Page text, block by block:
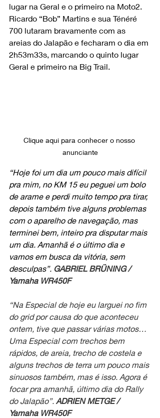
lugar na Geral e o primeiro na Moto2.
Ricardo “Bob” Martins e sua Ténéré
700 lutaram bravamente com as
areias do Jalapão e fecharam o dia em
2h53m33s, marcando o quinto lugar
Geral e primeiro na Big Trail.
Clique aqui para conhecer o nosso
anunciante
“Hoje foi um dia um pouco mais difícil
pra mim, no KM 15 eu peguei um bolo
de arame e perdi muito tempo pra tirar,
depois também tive alguns problemas
com o aparelho de navegação, mas
terminei bem, inteiro pra disputar mais
um dia. Amanhã é o último dia e
vamos em busca da vitória, sem
desculpas”. GABRIEL BRÜNING /
Yamaha WR450F
“Na Especial de hoje eu larguei no fim
do grid por causa do que aconteceu
ontem, tive que passar várias motos…
Uma Especial com trechos bem
rápidos, de areia, trecho de costela e
alguns trechos de terra um pouco mais
sinuosos também, mas é isso. Agora é
focar pra amanhã, último dia do Rally
do Jalapão”. ADRIEN METGE /
Yamaha WR450F